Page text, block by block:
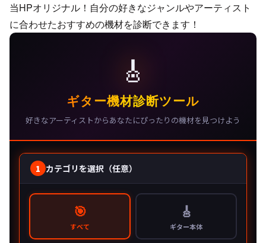
当HPオリジナル！自分の好きなジャンルやアーティスト
に合わせたおすすめの機材を診断できます！